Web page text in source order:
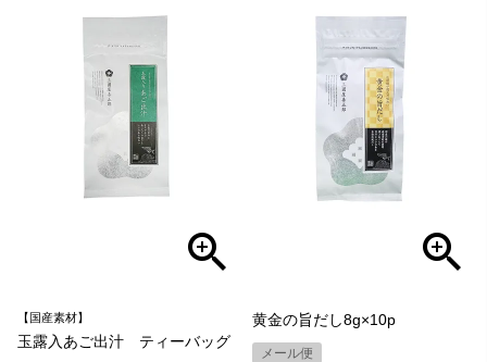
【国産素材】
玉露入あご出汁 ティーバッグ
黄金の旨だし8g×10p
メール便